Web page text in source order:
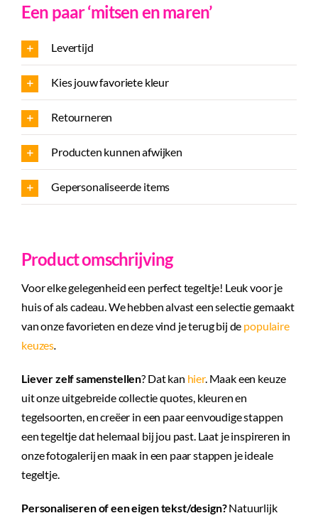
Product omschrijving
Voor elke gelegenheid een perfect tegeltje! Leuk voor je
huis of als cadeau. We hebben alvast een selectie gemaakt
van onze favorieten en deze vind je terug bij de populaire
keuzes
Liever zelf samenstellen? Dat kan hier. Maak een keuze
uit onze uitgebreide collectie quotes, kleuren en
tegelsoorten, en creëer in een paar eenvoudige stappen
een tegeltje dat helemaal bij jou past. Laat je inspireren in
onze fotogalerij en maak in een paar stappen je ideale
tegeltje.
Personaliseren of een eigen tekst/design?Natuurlijk
Een paar ‘mitsen en maren’
Levertijd
Kies jouw favoriete kleur
Retourneren
Producten kunnen afwijken
Gepersonaliseerde items